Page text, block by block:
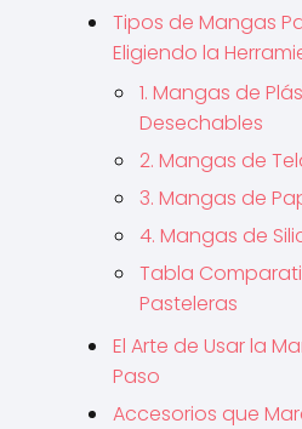
Tipos de Mangas
Eligiendo la
1. Mangas de
Desechables
2. Mangas de
3. Mangas de
4. Mangas de
Tabla
Pasteleras
El Arte de Usar la
Paso
Accesorios que